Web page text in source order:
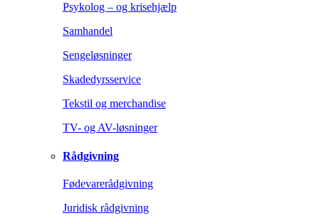
Psykolog – og krisehjælp
Samhandel
Sengeløsninger
Skadedyrsservice
Tekstil og merchandise
TV- og AV-løsninger
Rådgivning
Fødevarerådgivning
Juridisk rådgivning